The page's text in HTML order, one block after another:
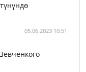
05.06.2023 10:51